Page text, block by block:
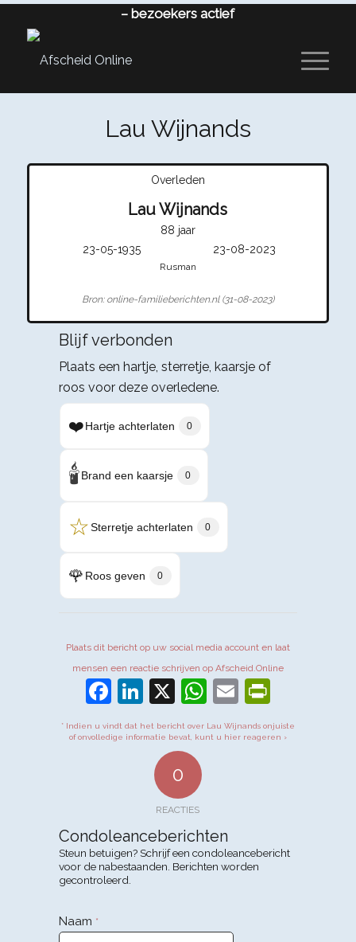
– bezoekers actief
Lau Wijnands
Overleden
Lau Wijnands
88 jaar
23-05-1935
23-08-2023
Rusman
Bron: online-familieberichten.nl (31-08-2023)
Blijf verbonden
Plaats een hartje, sterretje, kaarsje of
roos voor deze overledene.
❤️Hartje achterlaten 0
🕯️Brand een kaarsje 0
☆Sterretje achterlaten 0
🌹 Roos geven 0
Plaats dit bericht op uw social media account en laat
mensen een reactie schrijven op Afscheid.Online
Facebook
LinkedIn
X WhatsApp
Email
* Indien u vindt dat het bericht over Lau Wijnands onjuiste
of onvolledige informatie bevat, kunt u hier reageren ›
0
REACTIES
Condoleanceberichten
Steun betuigen? Schrijf een condoleancebericht
voor de nabestaanden. Berichten worden
gecontroleerd.
Naam *